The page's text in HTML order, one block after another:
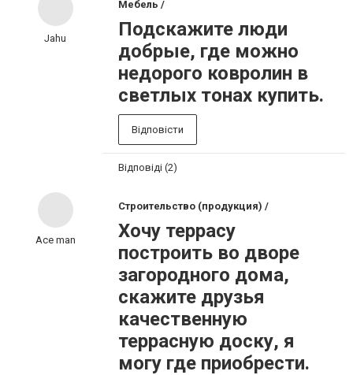
Jahu
Мебель /
Подскажите люди
добрые, где можно
недорого ковролин в
светлых тонах купить.
Відповісти
Відповіді (2)
Ace man
Строительство (продукция) /
Хочу террасу
построить во дворе
загородного дома,
скажите друзья
качественную
террасную доску, я
могу где приобрести.